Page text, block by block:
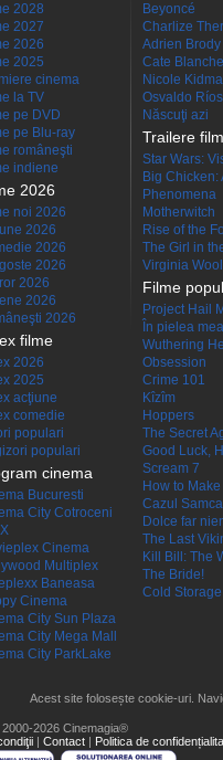
2028
2027
2026
2025
cinema
la TV
pe DVD
pe Blu-ray
româneşti
indiene
2026
noi 2026
2026
2026
2026
2026
2026
2026
filme
2026
2025
acţiune
comedie
populari
populari
cinema
Bucuresti
City Cotroceni
Cinema
Multiplex
Baneasa
Cinema
City Sun Plaza
City Mega Mall
City ParkLake
Beyoncé
Charlize
Adrien Brody
Cate
Nicole
Osvaldo Ríos
Născuţi azi
Trailere
Star Wars:
Big Chicken:
Phenomena
Motherwitch
Rise of the
The Girl in
Virginia
Filme
Project Hail
În pielea mea
Wuthering
Obsession
Crime 101
Kîzîm
Hoppers
The Secret
Good Luck,
Scream 7
How to
Cazul Samca
Dolce far
The Last
Kill Bill: The
The Bride!
Cold Storage
Acest site folosește cookie-uri.
2026 Cinemagia®
Contact Politica de